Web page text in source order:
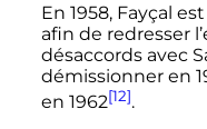
En 1958, Fayçal
afin de redresser
désaccords avec
démissionner en
en 1962[12].